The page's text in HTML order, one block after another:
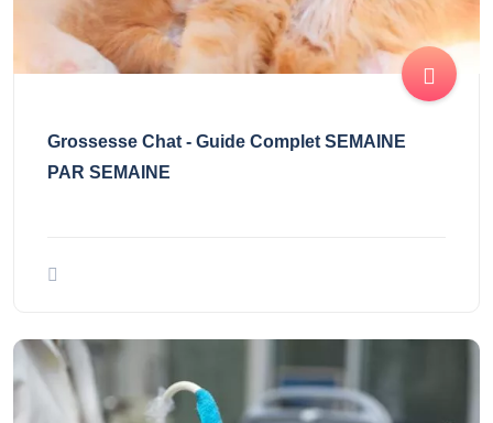
Grossesse Chat - Guide Complet SEMAINE
PAR SEMAINE